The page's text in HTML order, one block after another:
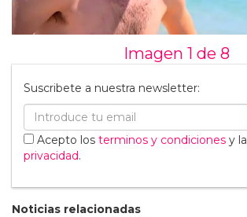
Imagen 1 de 8
Suscribete a nuestra newsletter:
Acepto los terminos y condiciones y la
privacidad.
Noticias relacionadas